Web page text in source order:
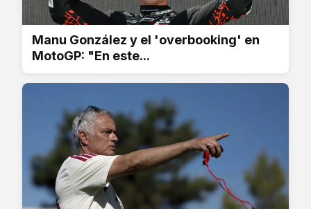
Manu González y el 'overbooking' en
MotoGP: "En este...